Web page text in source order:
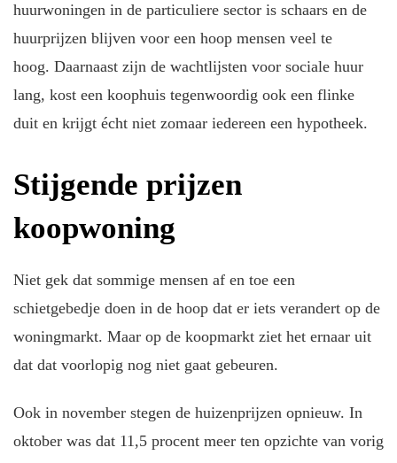
huurwoningen in de particuliere sector is schaars en de
huurprijzen blijven voor een hoop mensen veel te
hoog. Daarnaast zijn de wachtlijsten voor sociale huur
lang, kost een koophuis tegenwoordig ook een flinke
duit en krijgt écht niet zomaar iedereen een hypotheek.
Stijgende prijzen
koopwoning
Niet gek dat sommige mensen af en toe een
schietgebedje doen in de hoop dat er iets verandert op de
woningmarkt. Maar op de koopmarkt ziet het ernaar uit
dat dat voorlopig nog niet gaat gebeuren.
Ook in november stegen de huizenprijzen opnieuw. In
oktober was dat 11,5 procent meer ten opzichte van vorig